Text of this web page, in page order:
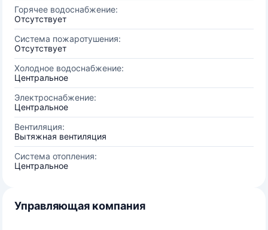
Горячее водоснабжение:
Отсутствует
Система пожаротушения:
Отсутствует
Холодное водоснабжение:
Центральное
Электроснабжение:
Центральное
Вентиляция:
Вытяжная вентиляция
Система отопления:
Центральное
Управляющая компания